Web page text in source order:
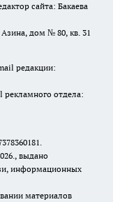
сайта: Бакаева
Азина, дом № 80, кв. 31
редакции:
рекламного отдела:
выдано
информационных
материалов